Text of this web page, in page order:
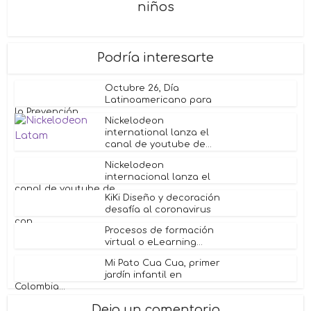
niños
Podría interesarte
Octubre 26, Día
Latinoamericano para
la Prevención...
Nickelodeon
international lanza el
canal de youtube de...
Nickelodeon
internacional lanza el
canal de youtube de...
KiKi Diseño y decoración
desafía al coronavirus
con...
Procesos de formación
virtual o eLearning...
Mi Pato Cua Cua, primer
jardín infantil en
Colombia...